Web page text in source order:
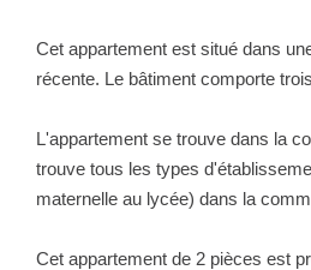
ESPACE
Espace Client Saint-Flour
Espace Client
Cet appartement est situé dans
récente. Le bâtiment comporte
L'appartement se trouve dans la
trouve tous les types
maternelle au lycée) dans la
Cet appartement de 2 pièces est